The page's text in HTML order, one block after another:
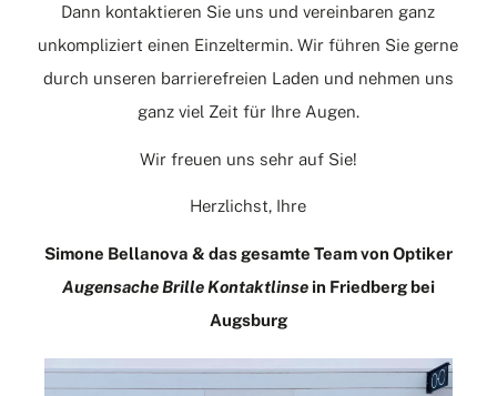
Dann kontaktieren Sie uns und vereinbaren ganz
unkompliziert einen Einzeltermin. Wir führen Sie gerne
durch unseren barrierefreien Laden und nehmen uns
ganz viel Zeit für Ihre Augen.
Wir freuen uns sehr auf Sie!
Herzlichst, Ihre
Simone Bellanova & das gesamte Team von Optiker
Augensache Brille Kontaktlinsein Friedberg bei
Augsburg